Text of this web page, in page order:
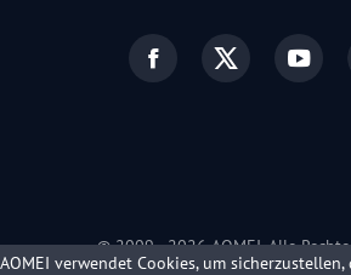
© 2009 -2026AOMEI. Alle
AOMEI verwendet Cookies, um sicherzustellen,